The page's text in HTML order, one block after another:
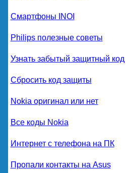
Смартфоны INOI
Philips полезные советы
Узнать забытый защитный код
Сбросить код защиты
Nokia оригинал или нет
Все коды Nokia
Интернет с телефона на ПК
Пропали контакты на Asus